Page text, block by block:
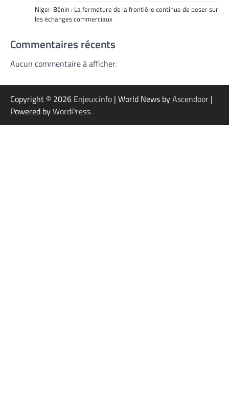
Niger-Bénin : La fermeture de la frontière continue de peser sur
les échanges commerciaux
Commentaires récents
Aucun commentaire à afficher.
Copyright © 2026 Enjeux.info | World News byAscendoor |
Powered byWordPress.